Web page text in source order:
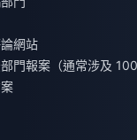
網站
門報案（通常涉及